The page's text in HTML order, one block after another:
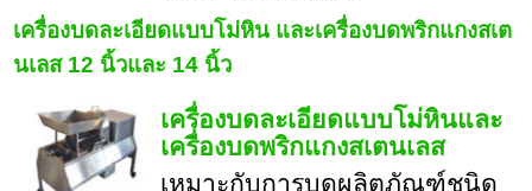
เครื่องบดละเอียดแบบโม่หิน และเครื่องบดพริกแกงสเต
นเลส 12 นิ้วและ 14 นิ้ว
เครื่องบดละเอียดแบบโม่หินและ
เครื่องบดพริกแกงสเตนเลส
เหมาะกับการบดผลิตภัณฑ์ชนิด